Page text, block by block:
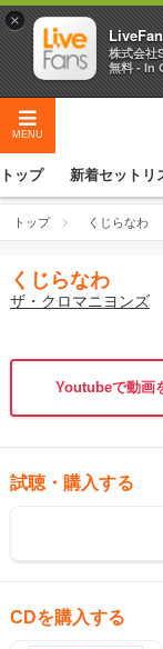
MENU
トップ 新着セットリ
トップ くじらなわ
くじらなわ
ザ・クロマニヨンズ
Youtubeで動画
試聴・購入する
CDを購入する
×
株式会社
無料 - In